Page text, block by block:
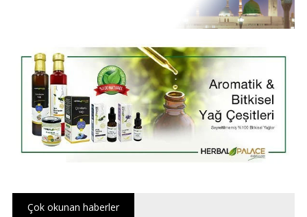
Çok okunan haberler